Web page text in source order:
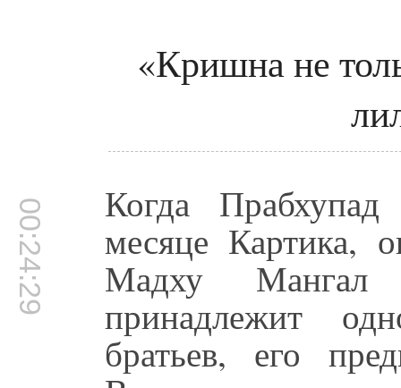
«Кришна не
00:24:29 Когда
месяце Картика,
Мадху
принадлежит
братьев, его